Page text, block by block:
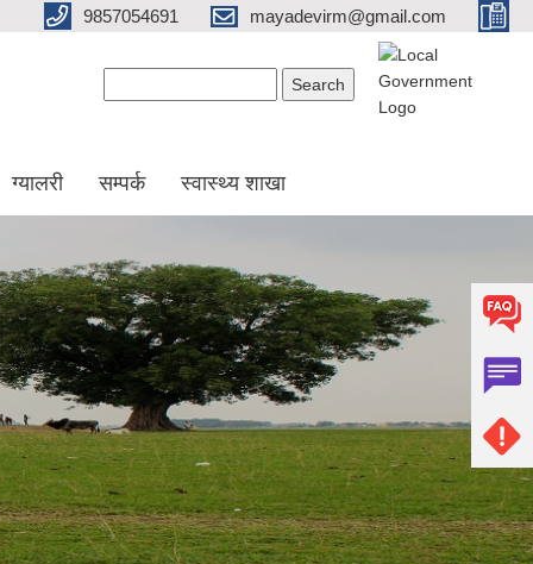
9857054691 mayadevirm@gmail.com
ग्यालरी सम्पर्क स्वास्थ्य शाखा